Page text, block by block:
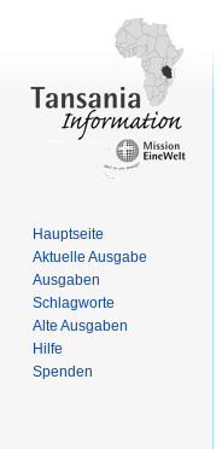
Hauptseite
Aktuelle Ausgabe
Ausgaben
Schlagworte
Alte Ausgaben
Hilfe
Spenden